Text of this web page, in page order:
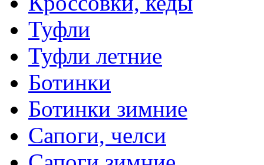
Туфли
Туфли летние
Ботинки
Ботинки зимние
Сапоги, челси